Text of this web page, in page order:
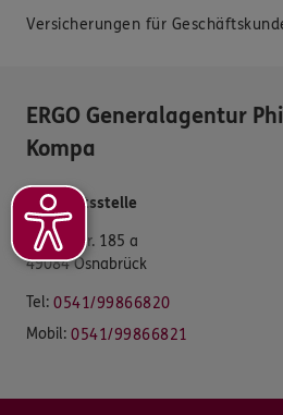
Versicherungen für
ERGO Generalagentur
Kompa
Geschäftsstelle
Meller Str. 185 a
49084 Osnabrück
Tel: 0541/99866820
Mobil: 0541/99866821